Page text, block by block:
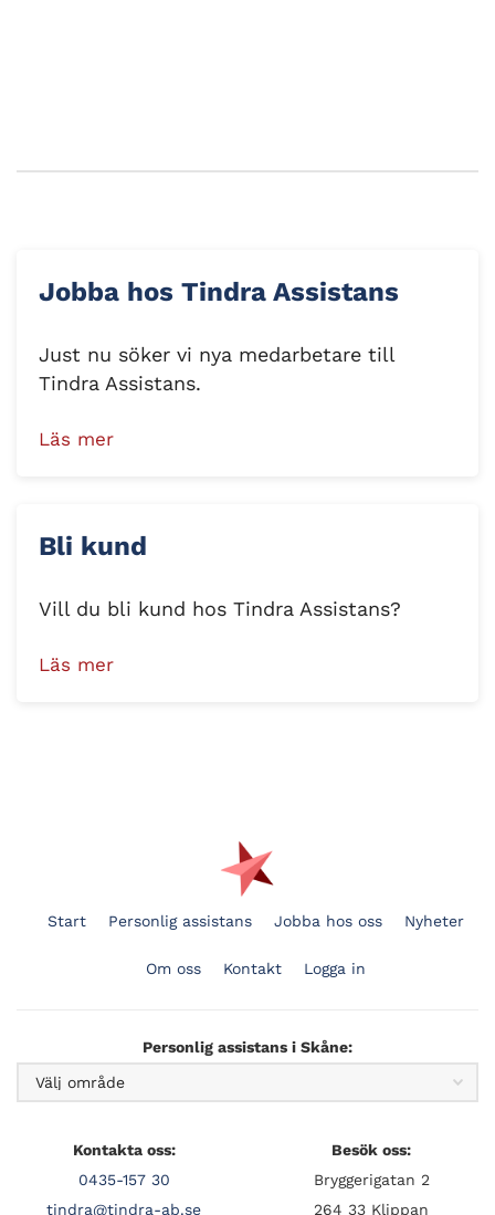
Jobba hos Tindra Assistans
Just nu söker vi nya medarbetare till
Tindra Assistans.
Läs mer
Bli kund
Vill du bli kund hos Tindra Assistans?
Läs mer
Start Personlig assistans Jobba hos oss Nyheter
Om oss Kontakt Logga in
Personlig assistans i Skåne:
Kontakta oss:
0435-157 30
tindra@tindra-ab.se
Besök oss:
Bryggerigatan 2
264 33 Klippan